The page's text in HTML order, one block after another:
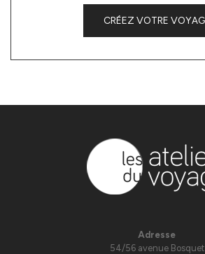
CRÉEZ VOTRE
Adresse
54/56 avenue Bosquet